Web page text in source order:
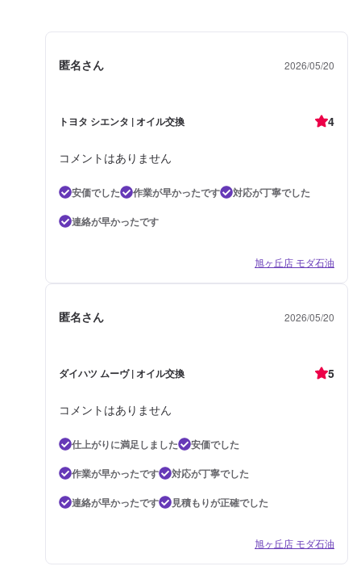
匿名さん 2026/05/20
トヨタ シエンタ | オイル交換 4
コメントはありません
安価でした 作業が早かったです
対応が丁寧でした
連絡が早かったです
旭ヶ丘店 モダ石油
匿名さん 2026/05/20
ダイハツ ムーヴ | オイル交換 5
コメントはありません
仕上がりに満足しました
安価でした
作業が早かったです
対応が丁寧でした
連絡が早かったです
見積もりが正確でした
旭ヶ丘店 モダ石油